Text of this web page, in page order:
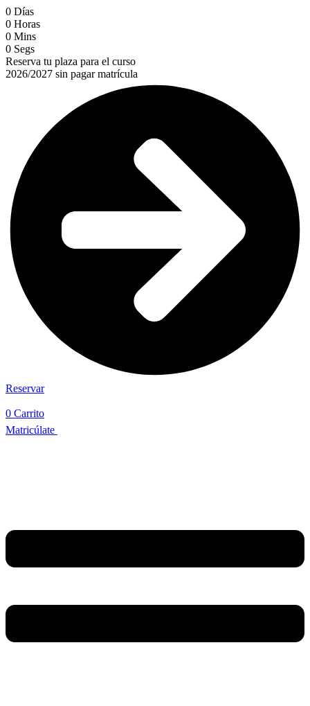
0 Días
0 Horas
0 Mins
0 Segs
Reserva tu plaza para el curso
2026/2027 sin pagar matrícula
Reservar
0 Carrito
Matricúlate